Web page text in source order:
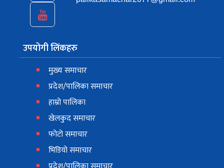
उपयोगी लिंकहरु
मुख्य समाचार
प्रदेश/पालिका समाचार
हाम्रो पालिका
खेलकुद समाचार
फोटो समाचार
भिडियो समाचार